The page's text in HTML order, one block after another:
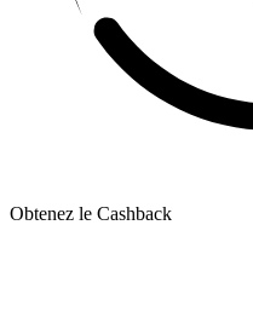
Obtenez le Cashback